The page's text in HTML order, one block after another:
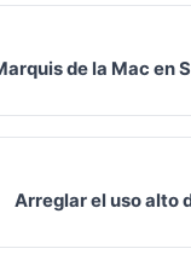
de la Mac en
Arreglar el uso alto